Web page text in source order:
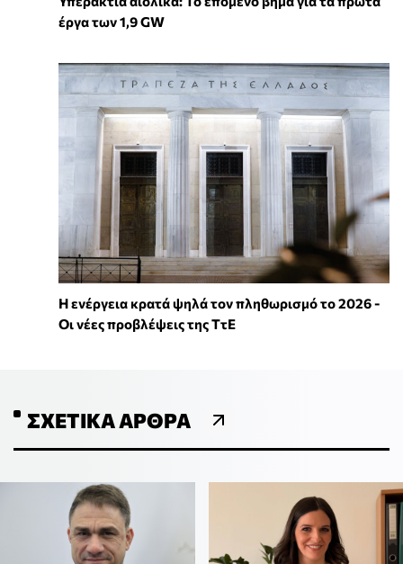
έργα των 1,9 GW
Η ενέργεια κρατά ψηλά τον πληθωρισμό το 2026 -
Οι νέες προβλέψεις της ΤτΕ
ΣΧΕΤΙΚΆ ΆΡΘΡΑ